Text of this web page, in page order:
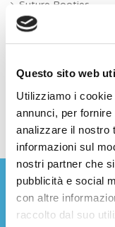
Questo sito web
Utilizziamo i
annunci, per
analizzare il nostro
informazioni sul
nostri partner che
pubblicità e social
con altre
raccolto dal suo
Suture Booties
Suture Cutanee
Lame per bisturi
Sistemi di legatura
Protettori per ferite